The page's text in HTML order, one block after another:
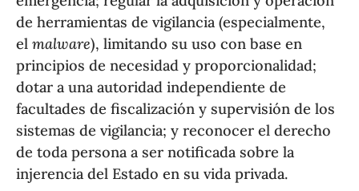
de herramientas de vigilancia (especialmente,
elmalware), limitando su uso con base en
principios de necesidad y proporcionalidad;
dotar a una autoridad independiente de
facultades de fiscalización y supervisión de los
sistemas de vigilancia; y reconocer el derecho
de toda persona a ser notificada sobre la
injerencia del Estado en su vida privada.